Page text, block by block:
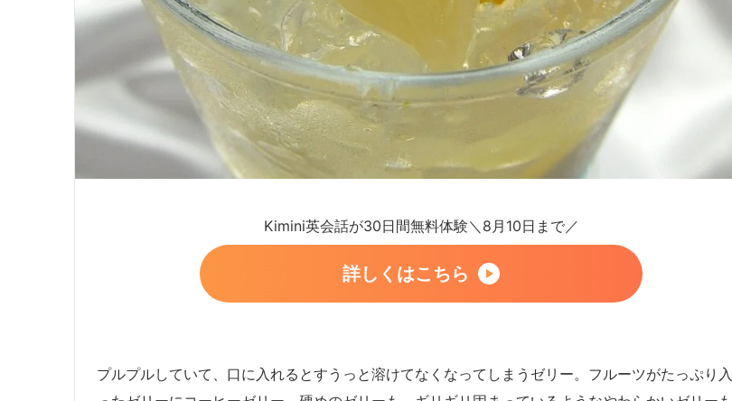
Kimini英会話が30日間無料体験＼8月10日まで／
詳しくはこちら
プルプルしていて、口に入れるとすうっと溶けてなくなってしまうゼリー。フルーツがたっぷり入